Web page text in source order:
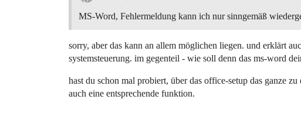
MS-Word, Fehlermeldung kann ich nur sinngemäß
sorry, aber das kann an allem möglichen liegen. und erklärt
systemsteuerung. im gegenteil - wie soll denn das ms-word
hast du schon mal probiert, über das office-setup das ganze
auch eine entsprechende funktion.